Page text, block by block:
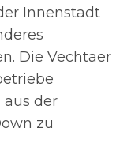
Innenstadt
Die Vechtaer
der
zu